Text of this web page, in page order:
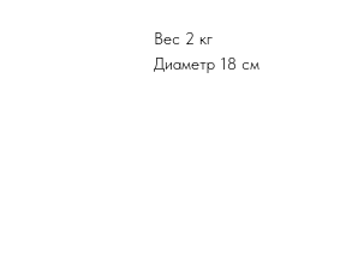
Вес 2 кг
Диаметр 18 см